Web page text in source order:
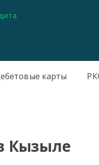
карты
Кызыле